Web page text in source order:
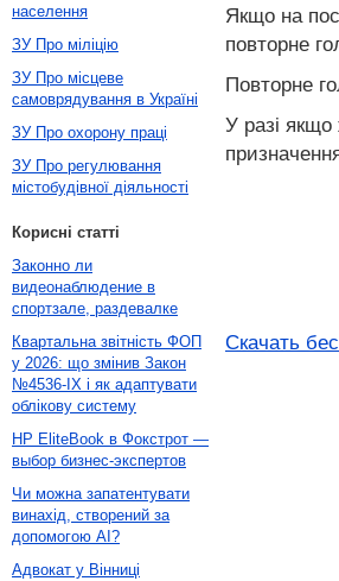
Якщо на
повторне
Повторне
У разі якщо
Скачать
населення
ЗУ Про міліцію
ЗУ Про місцеве
самоврядування в Україні
ЗУ Про охорону праці
ЗУ Про регулювання
містобудівної діяльності
Корисні статті
Законно ли
видеонаблюдение в
спортзале, раздевалке
Квартальна звітність ФОП
у 2026: що змінив Закон
№4536-IX і як адаптувати
облікову систему
HP EliteBook в Фокстрот —
выбор бизнес-экспертов
Чи можна запатентувати
винахід, створений за
допомогою AI?
Адвокат у Вінниці